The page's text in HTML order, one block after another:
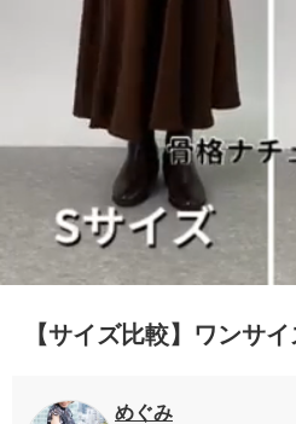
【サイズ比較】ワンサ
めぐみ